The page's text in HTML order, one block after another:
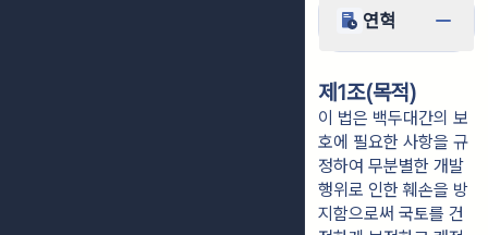
연혁
제1조(목적)
이 법은 백두대간의 보
호에 필요한 사항을 규
정하여 무분별한 개발
행위로 인한 훼손을 방
지함으로써 국토를 건